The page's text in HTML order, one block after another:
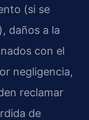
(si se
daños a la
con el
negligencia,
reclamar
de